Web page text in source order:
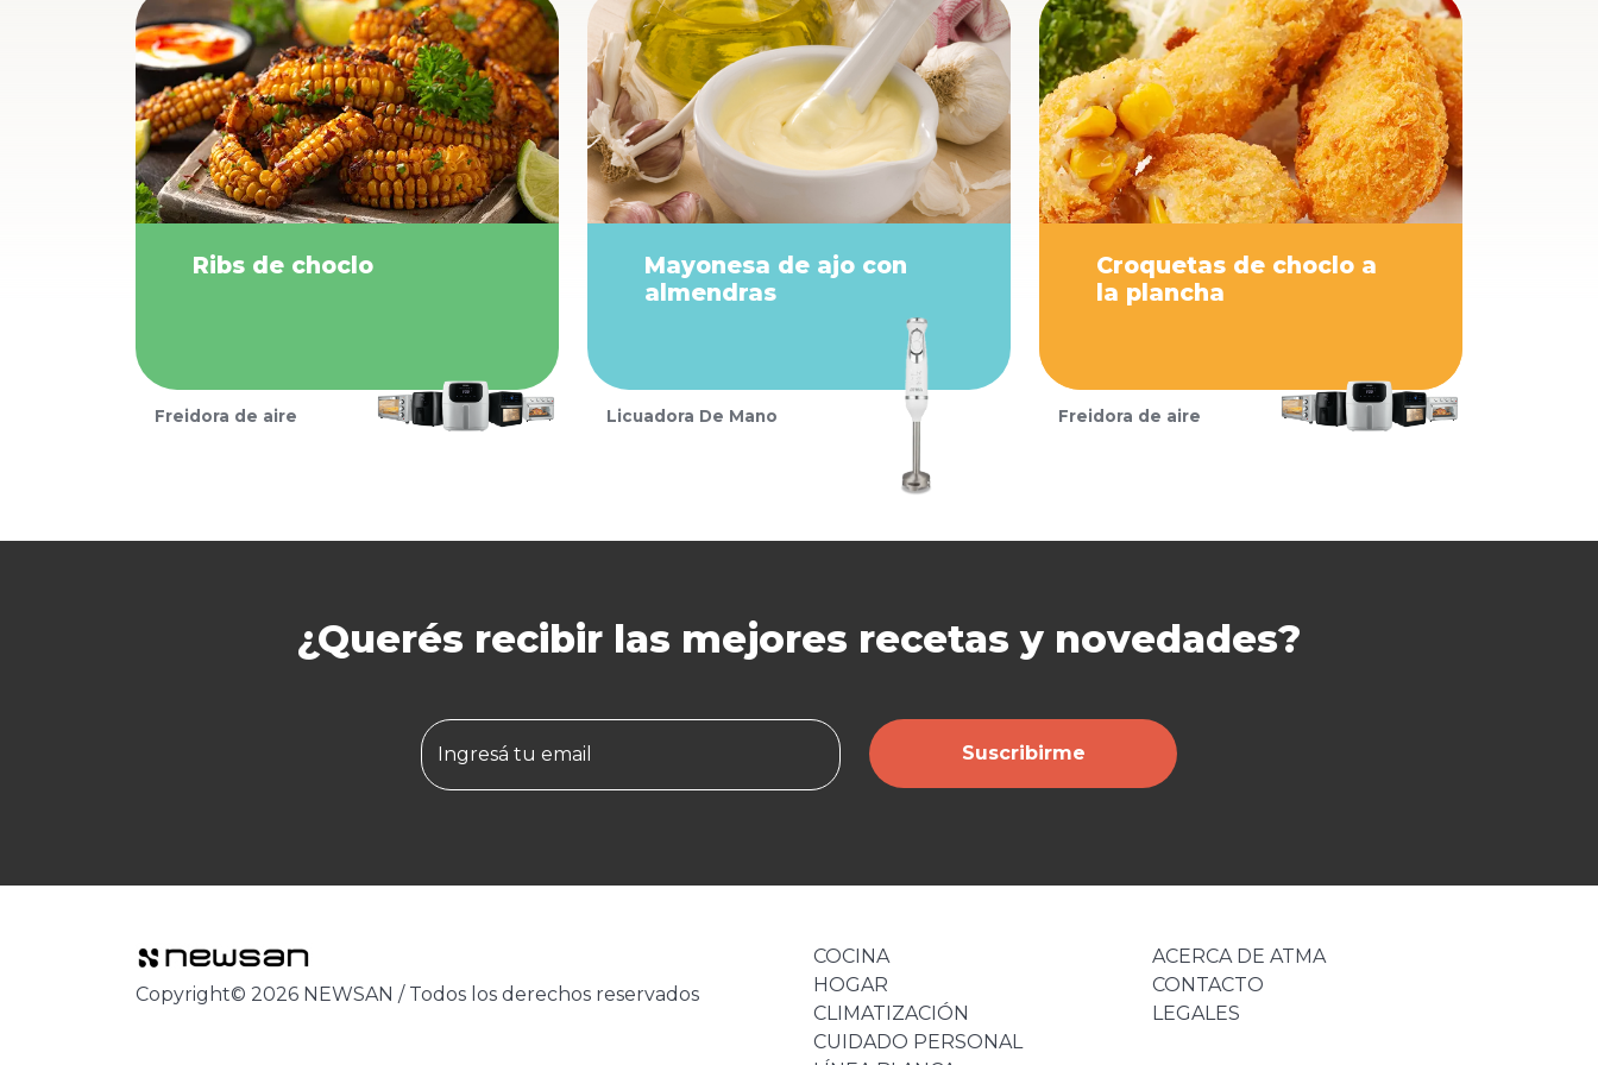
Ribs de choclo
Freidora de aire
Mayonesa de ajo con
almendras
Licuadora De Mano
Croquetas de choclo a
la plancha
Freidora de aire
¿Querés recibir las mejores recetas y novedades?
Ingresá tu email Suscribirme
Copyright© 2026 NEWSAN /Todos los derechos reservados
COCINA
HOGAR
CLIMATIZACIÓN
CUIDADO PERSONAL
ACERCA DE ATMA
CONTACTO
LEGALES